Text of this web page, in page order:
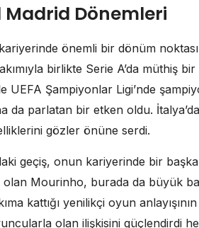
Madrid Dönemleri
önemli bir dönüm
birlikte Serie A’da müthiş
UEFA Şampiyonlar Ligi’nde
da parlatan bir etken oldu.
gözler önüne serdi.
geçiş, onun kariyerinde bir
Mourinho, burada da büyük
kattığı yenilikçi oyun
olan ilişkisini güçlendirdi